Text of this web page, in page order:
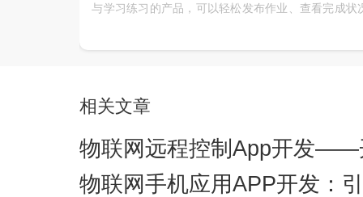
与学习练习的产品，可以轻松发布作业、查看完成状
分析和个性化推荐，帮你查漏补缺巩固所学知识操
相关文章
物联网远程控制App开发——
物联网手机应用APP开发：